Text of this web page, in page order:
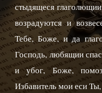
стыдящеся
возрадуются и
Тебе, Боже, и да
Господь, любящии
и убог, Боже,
Избавитель мои еси